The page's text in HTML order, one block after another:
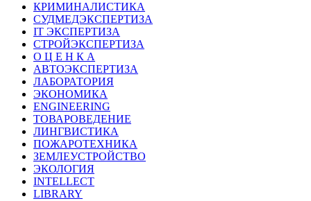
КРИМИНАЛИСТИКА
СУДМЕДЭКСПЕРТИЗА
IT ЭКСПЕРТИЗА
СТРОЙЭКСПЕРТИЗА
О Ц Е Н К А
АВТОЭКСПЕРТИЗА
ЛАБОРАТОРИЯ
ЭКОНОМИКА
ENGINEERING
ТОВАРОВЕДЕНИЕ
ЛИНГВИСТИКА
ПОЖАРОТЕХНИКА
ЗЕМЛЕУСТРОЙСТВО
ЭКОЛОГИЯ
INTELLECT
LIBRARY